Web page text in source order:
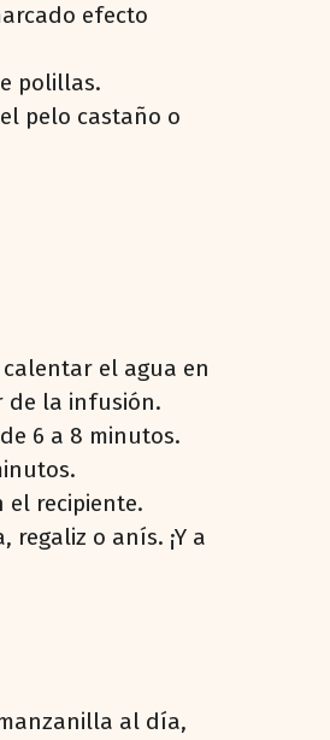
efecto
polillas.
pelo castaño o
el agua en
de la infusión.
6 a 8 minutos.
recipiente.
o anís. ¡Y a
al día,